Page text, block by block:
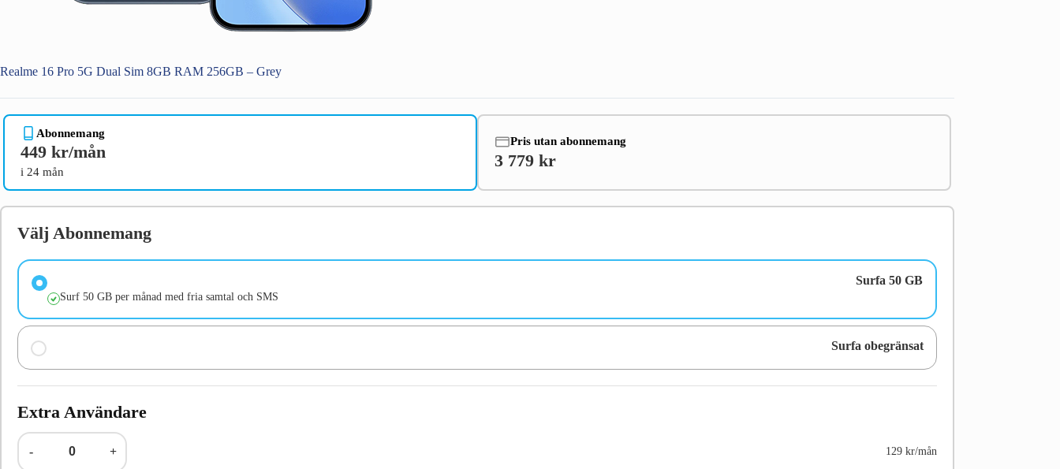
Realme 16 Pro 5G Dual Sim 8GB RAM 256GB – Grey
Abonnemang
449 kr/mån
i 24 mån
Pris utan abonnemang
3 779 kr
Välj Abonnemang
Surfa 50 GB
Surf 50 GB per månad med fria samtal och SMS
Surfa obegränsat
Extra Användare
- + 129 kr/mån